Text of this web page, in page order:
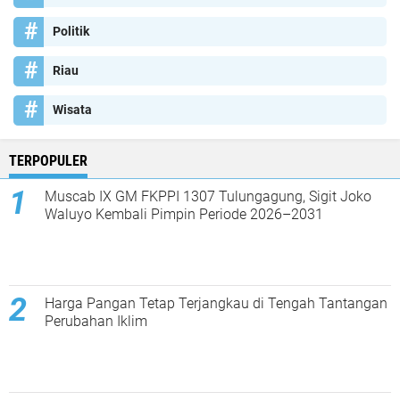
Politik
Riau
Wisata
TERPOPULER
Muscab IX GM FKPPI 1307 Tulungagung, Sigit Joko
Waluyo Kembali Pimpin Periode 2026–2031
Harga Pangan Tetap Terjangkau di Tengah Tantangan
Perubahan Iklim